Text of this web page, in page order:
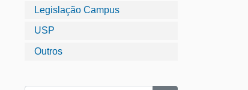
Legislação Campus
USP
Outros